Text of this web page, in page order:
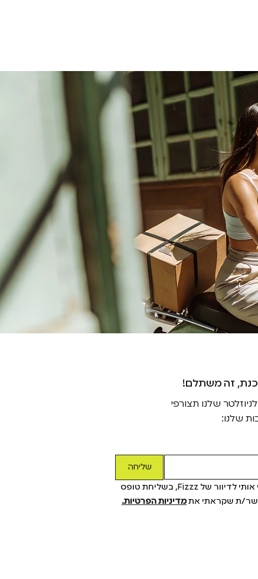
זה משתלם
שלנו תצורפי
שלנו:
שליחה
ת שקראתי את מדיניות הפרטיות.